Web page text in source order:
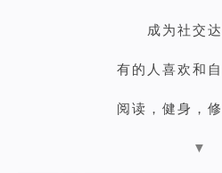
成为社交达
有的人喜欢和
阅读，健身，
▼